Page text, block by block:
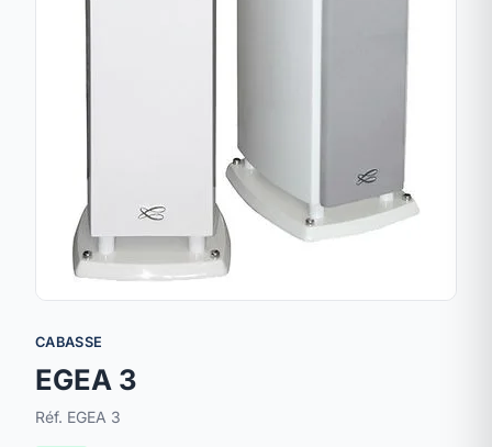
CABASSE
EGEA 3
Réf. EGEA 3